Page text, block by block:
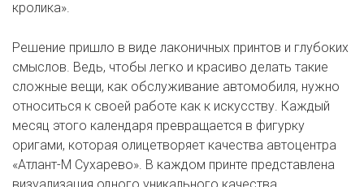
кролика».
Решение пришло в виде лаконичных принтов и глубоких
смыслов. Ведь, чтобы легко и красиво делать такие
сложные вещи, как обслуживание автомобиля, нужно
относиться к своей работе как к искусству. Каждый
месяц этого календаря превращается в фигурку
оригами, которая олицетворяет качества автоцентра
«Атлант-М Сухарево». В каждом принте представлена